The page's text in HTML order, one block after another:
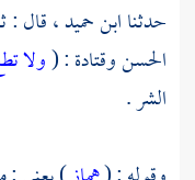
حدثناابن حميد ،قال :
الحسنوقتادة: (ولا
الشر .